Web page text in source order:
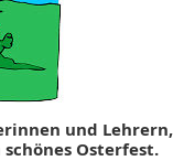
und
Osterfest.